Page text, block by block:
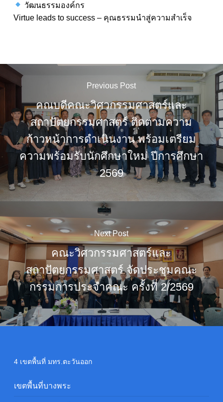
วัฒนธรรมองค์กร
Virtue leads to success – คุณธรรมนำสู่ความสำเร็จ
Previous Post
คณบดีคณะวิศวกรรมศาสตร์และ
สถาปัตยกรรมศาสตร์ ติดตามความ
ก้าวหน้าการดำเนินงาน พร้อมเตรียม
ความพร้อมรับนักศึกษาใหม่ ปีการศึกษา
2569
Next Post
คณะวิศวกรรมศาสตร์และ
สถาปัตยกรรมศาสตร์ จัดประชุมคณะ
กรรมการประจำคณะ ครั้งที่ 2/2569
4 เขตพื้นที่ มทร.ตะวันออก
เขตพื้นที่บางพระ